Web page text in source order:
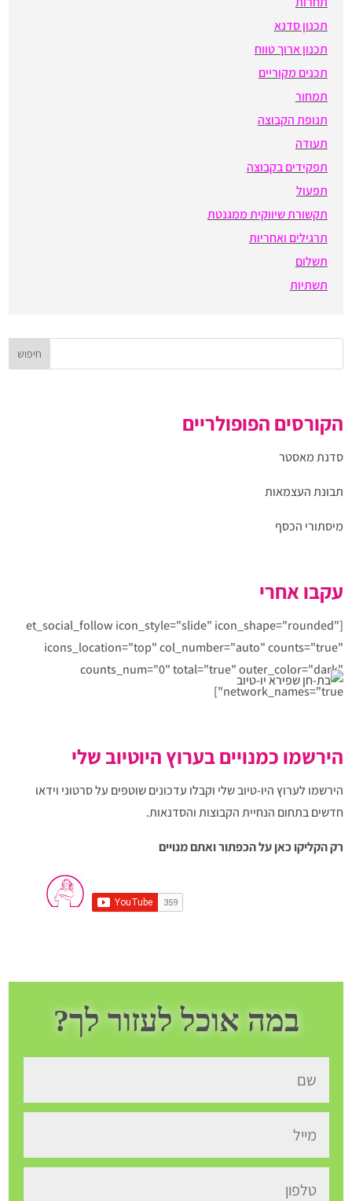
תכנון סדנא
תכנון ארוך טווח
תכנים מקוריים
תמחור
תנופת הקבוצה
תעודה
תפקידים בקבוצה
תפעול
תקשורת שיווקית ממגנטת
תרגילים ואחריות
תשלום
תשתיות
הקורסים הפופולריים
סדנת מאסטר
תבונת העצמאות
מיסתורי הכסף
עקבו אחרי
[et_social_follow icon_style="slide" icon_shape="rounded"
icons_location="top" col_number="auto" counts="true"
counts_num="0" total="true" outer_color="dark"
network_names="true"]
הירשמו כמנויים בערוץ היוטיוב שלי
הירשמו לערוץ היו-טיוב שלי וקבלו עדכונים שוטפים על סרטוני וידאו
חדשים בתחום הנחיית הקבוצות והסדנאות.
רק הקליקו כאן על הכפתור ואתם מנויים
במה אוכל לעזור לך?